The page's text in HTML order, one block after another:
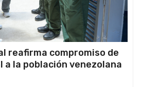
reafirma compromiso de
la población venezolana